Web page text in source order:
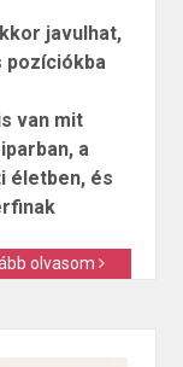
javulhat,
pozíciókba
van mit
a
életben, és
olvasom